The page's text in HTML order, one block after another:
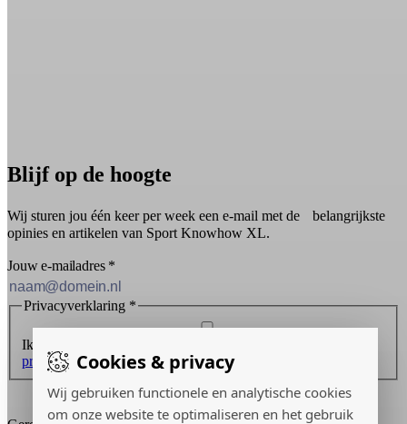
Cookies & privacy
Wij gebruiken functionele en analytische cookies
om onze website te optimaliseren en het gebruik
Blijf op de hoogte
Wij sturen jou één keer per week een e-mail met de belangrijkste
opinies en artikelen van Sport Knowhow XL.
Jouw e-mailadres *
Privacyverklaring *
Ik ontvang graag de nieuwsbrief en ga akkoord met de
privacyverklaring.
Inschrijven